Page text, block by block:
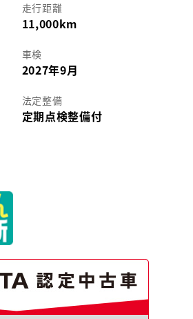
走行距離
11,000km
車検
2027年9月
法定整備
定期点検整備付